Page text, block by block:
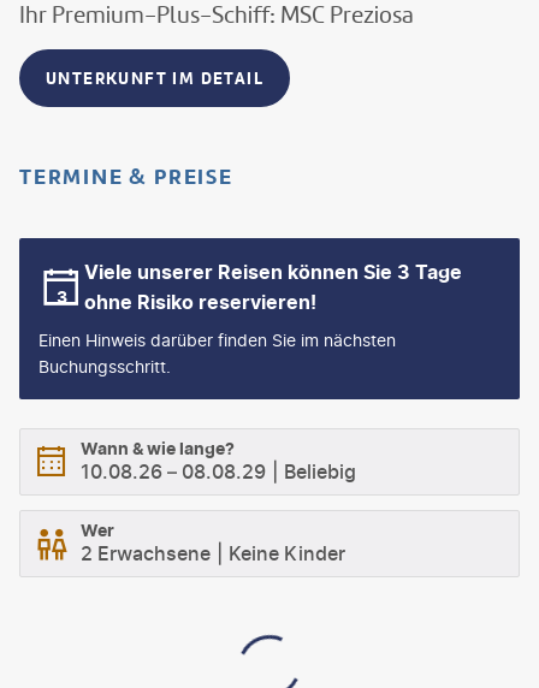
Ihr Premium-Plus-Schiff: MSC Preziosa
UNTERKUNFT IM DETAIL
TERMINE & PREISE
Viele unserer Reisen können Sie 3 Tage
ohne Risiko reservieren!
Einen Hinweis darüber finden Sie im nächsten
Buchungsschritt.
Wann & wie lange?
10.08.26 – 08.08.29 Beliebig
Wer
2 Erwachsene Keine Kinder